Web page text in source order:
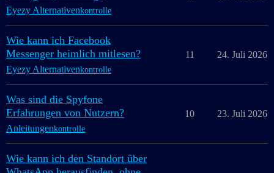
Eyezy Alternativenkontrolle
Wie kann ich Facebook
Messenger heimlich mitlesen?
Eyezy Alternativenkontrolle
11 24. Juli 2026
Was sind die Spyfone
Erfahrungen von Nutzern?
Anleitungenkontrolle
10 23. Juli 2026
Wie kann ich den Standort über